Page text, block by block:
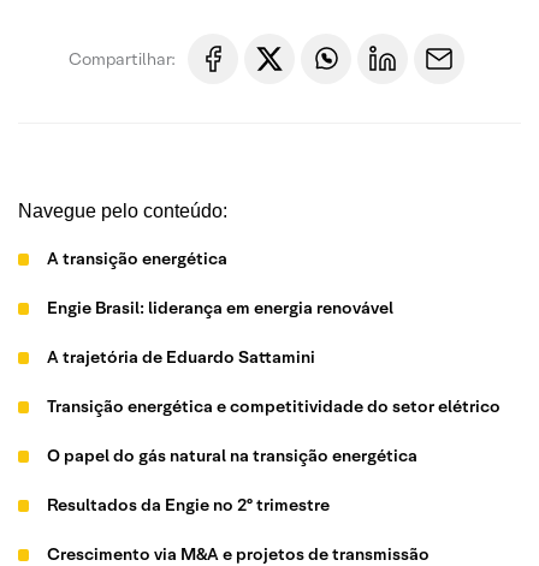
Compartilhar:
Navegue pelo conteúdo:
A transição energética
Engie Brasil: liderança em energia renovável
A trajetória de Eduardo Sattamini
Transição energética e competitividade do setor elétrico
O papel do gás natural na transição energética
Resultados da Engie no 2º trimestre
Crescimento via M&A e projetos de transmissão